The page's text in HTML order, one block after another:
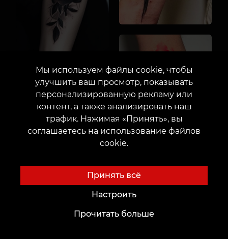
Мы используем файлы cookie, чтобы
улучшить ваш просмотр, показывать
персонализированную рекламу или
контент, а также анализировать наш
трафик. Нажимая «Принять», вы
соглашаетесь на использование файлов
cookie.
Принять всё
Настроить
Прочитать больше